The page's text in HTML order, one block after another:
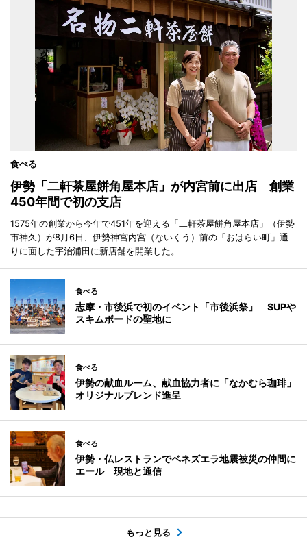
食べる
伊勢「二軒茶屋餅角屋本店」が内宮前に出店 創業
450年間で初の支店
1575年の創業から今年で451年を迎える「二軒茶屋餅角屋本店」（伊勢
市神久）が8月6日、伊勢神宮内宮（ないくう）前の「おはらい町」通
りに面した宇治浦田に新店舗を開業した。
食べる
志摩・市後浜で初のイベント「市後浜祭」 SUPや
スキムボードの聖地に
食べる
伊勢の献血ルーム、献血協力者に「なかむら珈琲」
オリジナルブレンド進呈
食べる
伊勢・仏レストランでベネズエラ地震被災の仲間に
エール 現地と通信
もっと見る